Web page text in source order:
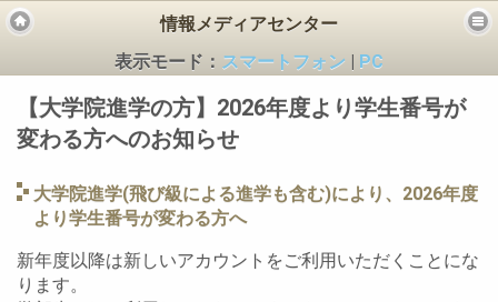
情報メディアセンター
表示モード： スマートフォン PC
【大学院進学の方】2026年度より学生番号が
変わる方へのお知らせ
大学院進学(飛び級による進学も含む)により、2026年度
より学生番号が変わる方へ
新年度以降は新しいアカウントをご利用いただくことにな
ります。